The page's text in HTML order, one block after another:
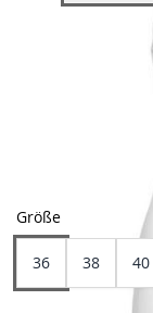
Größe
36 38 40